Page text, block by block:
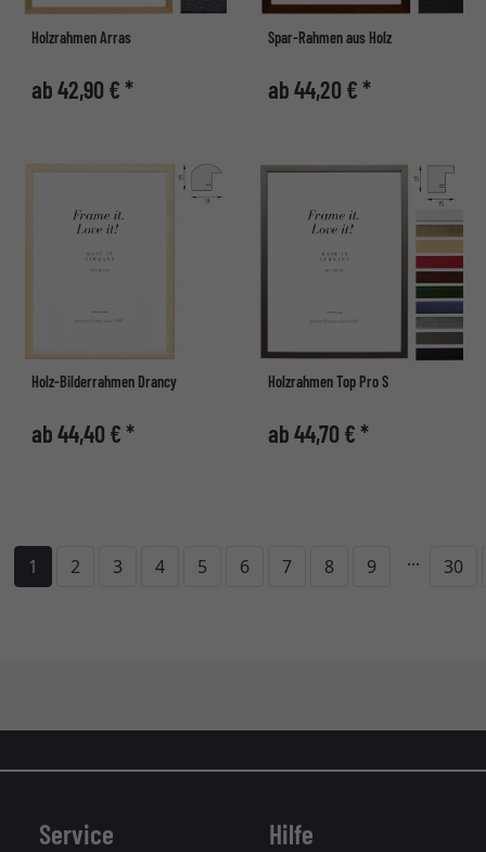
Holzrahmen Arras
ab 42,90 € *
Spar-Rahmen aus Holz
ab 44,20 € *
Holz-Bilderrahmen Drancy
ab 44,40 € *
Holzrahmen Top Pro S
ab 44,70 € *
1 2 3 4 5 6 7 8 9 ... 30
Service Hilfe